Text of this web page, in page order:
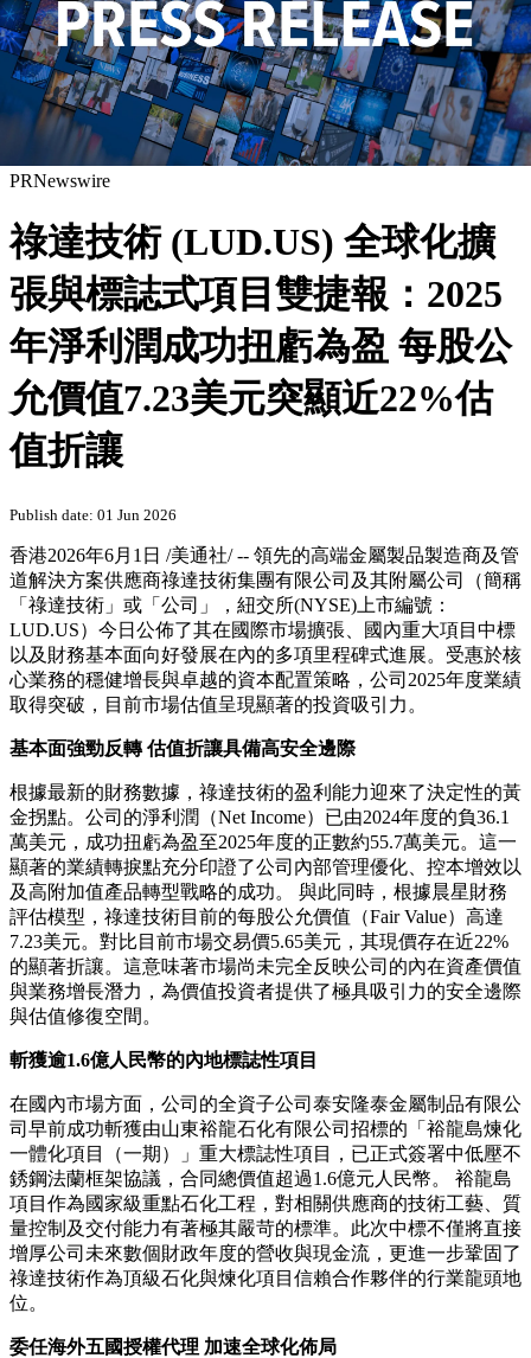
PRNewswire
祿達技術 (LUD.US) 全球化擴
張與標誌式項目雙捷報：2025
年淨利潤成功扭虧為盈 每股公
允價值7.23美元突顯近22%估
值折讓
Publish date: 01 Jun 2026
香港2026年6月1日 /美通社/ -- 領先的高端金屬製品製造商及管
道解決方案供應商祿達技術集團有限公司及其附屬公司（簡稱
「祿達技術」或「公司」，紐交所(NYSE)上市編號：
LUD.US）今日公佈了其在國際市場擴張、國內重大項目中標
以及財務基本面向好發展在內的多項里程碑式進展。受惠於核
心業務的穩健增長與卓越的資本配置策略，公司2025年度業績
取得突破，目前市場估值呈現顯著的投資吸引力。
基本面強勁反轉 估值折讓具備高安全邊際
根據最新的財務數據，祿達技術的盈利能力迎來了決定性的黃
金拐點。公司的淨利潤（Net Income）已由2024年度的負36.1
萬美元，成功扭虧為盈至2025年度的正數約55.7萬美元。這一
顯著的業績轉捩點充分印證了公司內部管理優化、控本增效以
及高附加值產品轉型戰略的成功。 與此同時，根據晨星財務
評估模型，祿達技術目前的每股公允價值（Fair Value）高達
7.23美元。對比目前市場交易價5.65美元，其現價存在近22%
的顯著折讓。這意味著市場尚未完全反映公司的內在資產價值
與業務增長潛力，為價值投資者提供了極具吸引力的安全邊際
與估值修復空間。
斬獲逾1.6億人民幣的內地標誌性項目
在國內市場方面，公司的全資子公司泰安隆泰金屬制品有限公
司早前成功斬獲由山東裕龍石化有限公司招標的「裕龍島煉化
一體化項目（一期）」重大標誌性項目，已正式簽署中低壓不
銹鋼法蘭框架協議，合同總價值超過1.6億元人民幣。 裕龍島
項目作為國家級重點石化工程，對相關供應商的技術工藝、質
量控制及交付能力有著極其嚴苛的標準。此次中標不僅將直接
增厚公司未來數個財政年度的營收與現金流，更進一步鞏固了
祿達技術作為頂級石化與煉化項目信賴合作夥伴的行業龍頭地
位。
委任海外五國授權代理 加速全球化佈局